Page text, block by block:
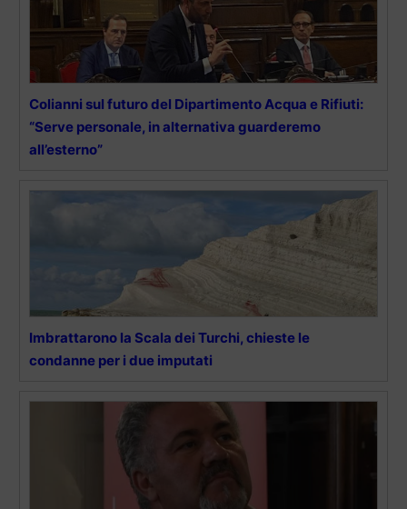
Colianni sul futuro del Dipartimento Acqua e Rifiuti:
“Serve personale, in alternativa guarderemo
all’esterno”
Imbrattarono la Scala dei Turchi, chieste le
condanne per i due imputati